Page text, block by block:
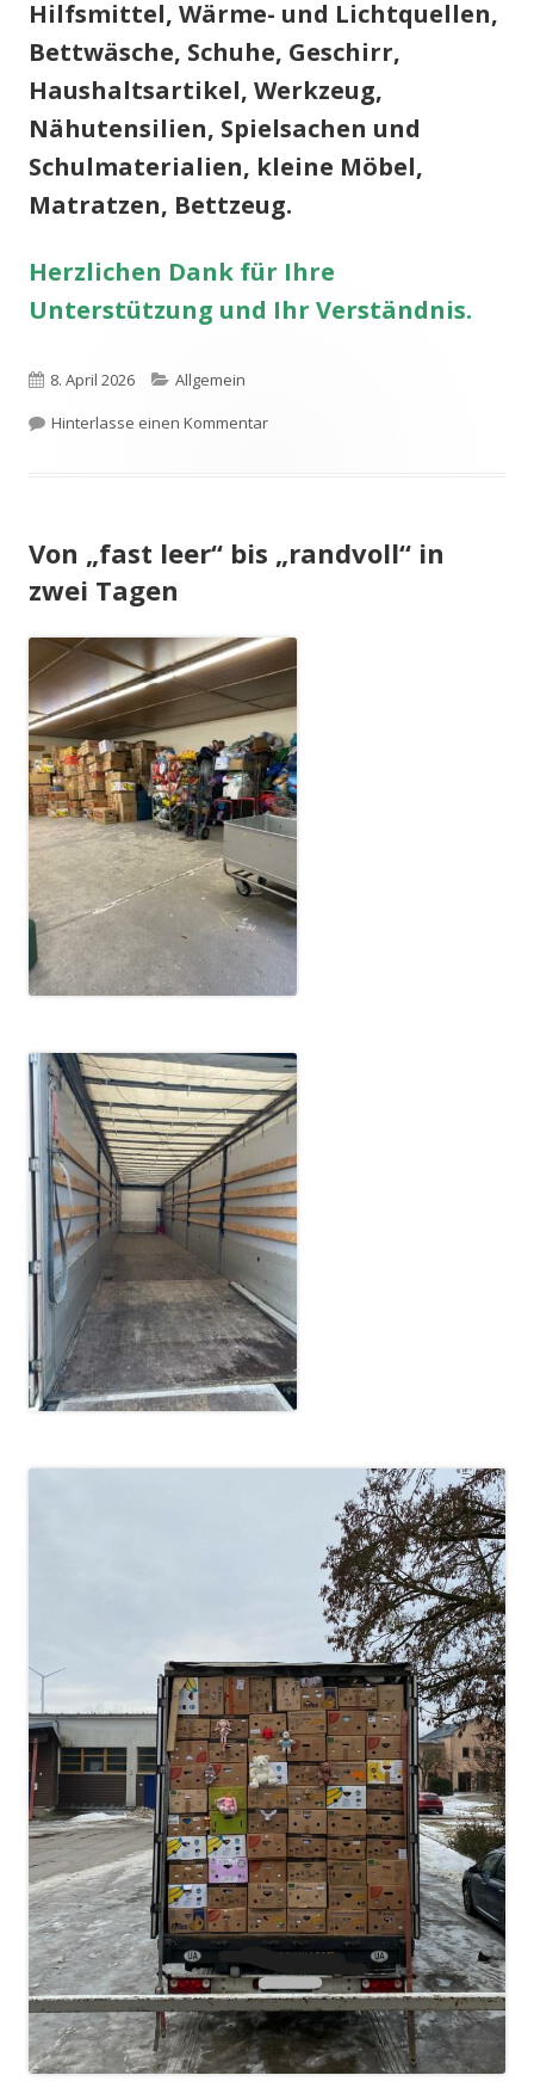
Hilfsmittel, Wärme- und Lichtquellen,
Bettwäsche, Schuhe, Geschirr,
Haushaltsartikel, Werkzeug,
Nähutensilien, Spielsachen und
Schulmaterialien, kleine Möbel,
Matratzen, Bettzeug.
Herzlichen Dank für Ihre
Unterstützung und Ihr Verständnis.
Veröffentlicht
am
8. April 2026 Kategorien
Allgemein
Hinterlasse einen Kommentarzu Annahmestopp für Kleidung
Von „fast leer“ bis „randvoll“ in
zwei Tagen